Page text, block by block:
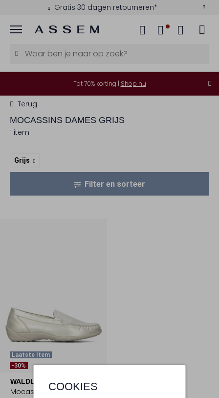
Gratis 30 dagen retourneren*
Menu
COOKIES
Tot 70% korting | Shop nu
Terug
MOCASSINS DAMES GRIJS
1 item
Grijs
Filter en sorteer
Laatste Item
-30%
WALDLAUFER
Mocassins